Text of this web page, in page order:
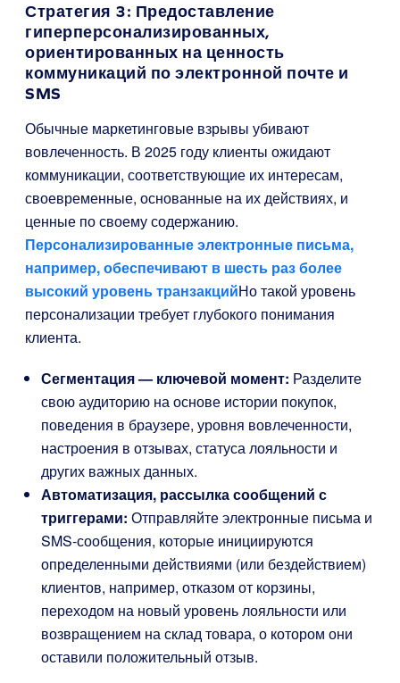
Стратегия 3: Предоставление
гиперперсонализированных,
ориентированных на ценность
коммуникаций по электронной почте и
SMS
Обычные маркетинговые взрывы убивают
вовлеченность. В 2025 году клиенты ожидают
коммуникации, соответствующие их интересам,
своевременные, основанные на их действиях, и
ценные по своему содержанию.
Персонализированные электронные письма,
например, обеспечивают в шесть раз более
высокий уровень транзакцийНо такой уровень
персонализации требует глубокого понимания
клиента.
Сегментация — ключевой момент: Разделите
свою аудиторию на основе истории покупок,
поведения в браузере, уровня вовлеченности,
настроения в отзывах, статуса лояльности и
других важных данных.
Автоматизация, рассылка сообщений с
триггерами: Отправляйте электронные письма и
SMS-сообщения, которые инициируются
определенными действиями (или бездействием)
клиентов, например, отказом от корзины,
переходом на новый уровень лояльности или
возвращением на склад товара, о котором они
оставили положительный отзыв.